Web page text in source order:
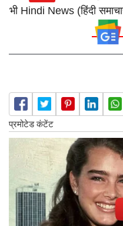
भी Hindi News (हिंदी